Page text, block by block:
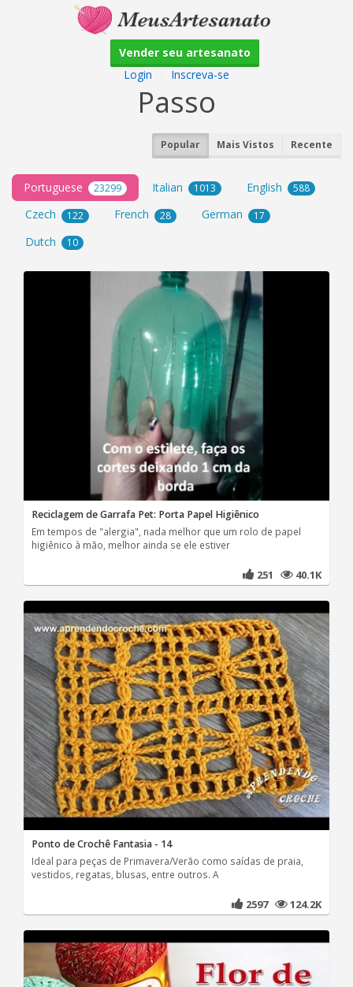
Vender seu artesanato
Login
Inscreva-se
Passo
Popular Mais Vistos Recente
Portuguese 23299 Italian 1013 English 588
Czech 122 French 28 German 17
Dutch 10
Reciclagem de Garrafa Pet: Porta Papel Higiênico
Em tempos de "alergia", nada melhor que um rolo de papel
higiênico à mão, melhor ainda se ele estiver
251 40.1K
Ponto de Crochê Fantasia - 14
Ideal para peças de Primavera/Verão como saídas de praia,
vestidos, regatas, blusas, entre outros. A
2597 124.2K